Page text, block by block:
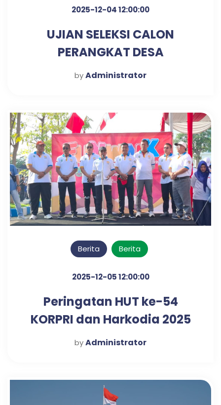
2025-12-04 12:00:00
UJIAN SELEKSI CALON
PERANGKAT DESA
KLAMPISREJO
byAdministrator
Berita Berita
2025-12-05 12:00:00
Peringatan HUT ke-54
KORPRI dan Harkodia 2025
Kabupaten Pasuruan
byAdministrator